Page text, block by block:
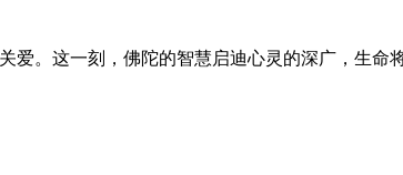
。这一刻，佛陀的智慧启迪心灵的深广，生命